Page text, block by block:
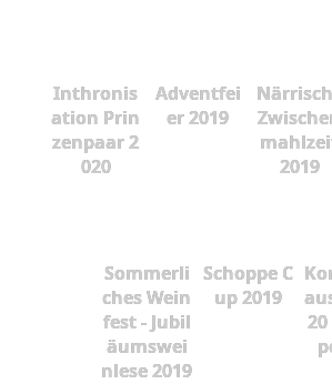
Inthronis
ation Prin
zenpaar 2
020
Adventfei
er 2019
2019
Sommerli
ches Wein
fest - Jubil
äumswei
nlese 2019
Schoppe C
up 2019